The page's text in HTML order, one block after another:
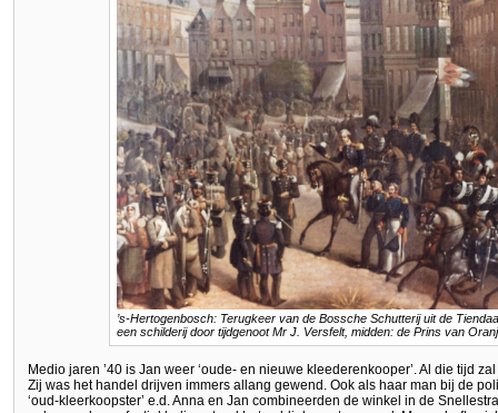
’s-Hertogenbosch: Terugkeer van de Bossche Schutterij uit de
een schilderij door tijdgenoot Mr J. Versfelt, midden: de Prins van
Medio jaren ’40 is Jan weer ‘oude- en nieuwe kleederenkooper’. Al die tijd
Zij was het handel drijven immers allang gewend. Ook als haar man bij de
‘oud-kleerkoopster’ e.d. Anna en Jan combineerden de winkel in de